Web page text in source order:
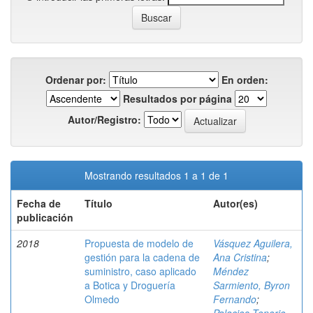
Ordenar por:
En orden:
Resultados por página
Autor/Registro:
Mostrando resultados 1 a 1 de 1
Fecha de
publicación
Título Autor(es)
2018
Propuesta de modelo de
gestión para la cadena de
suministro, caso aplicado
a Botica y Droguería
Olmedo
Vásquez Aguilera,
Ana Cristina;
Méndez
Sarmiento, Byron
Fernando;